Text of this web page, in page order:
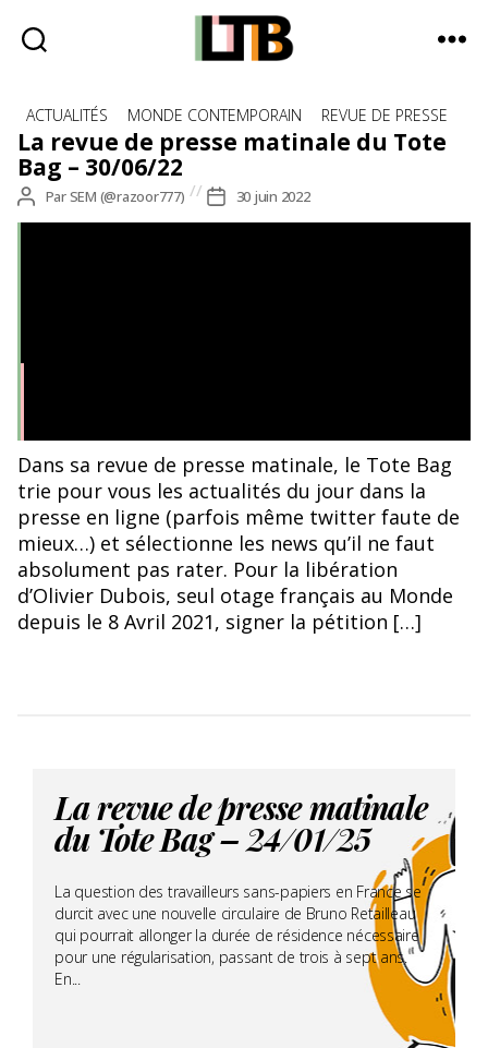
Tote
Bag
-
d'information
quotidienne
Catégories
ACTUALITÉS MONDE CONTEMPORAIN REVUE DE PRESSE
La revue de presse matinale du Tote
Bag – 30/06/22
Auteur
de
ParSEM (@razoor777)
Date
de
30 juin 2022
Dans sa revue de presse matinale, le Tote Bag
trie pour vous les actualités du jour dans la
presse en ligne (parfois même twitter faute de
mieux…) et sélectionne les news qu’il ne faut
absolument pas rater. Pour la libération
d’Olivier Dubois, seul otage français au Monde
depuis le 8 Avril 2021, signer la pétition […]
La revue de presse matinale
du Tote Bag – 24/01/25
La question des travailleurs sans-papiers en France se
durcit avec une nouvelle circulaire de Bruno Retailleau
qui pourrait allonger la durée de résidence nécessaire
pour une régularisation, passant de trois à sept ans.
En...